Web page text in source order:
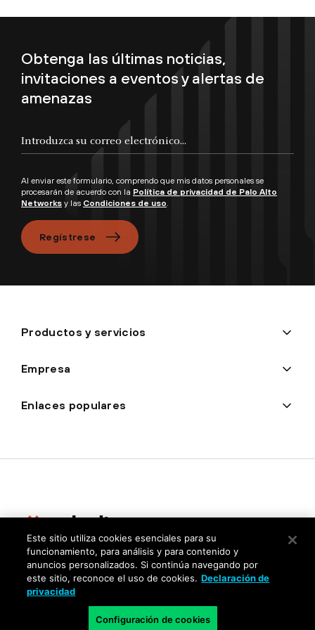
Obtenga las últimas noticias,
invitaciones a eventos y alertas de
amenazas
Al enviar este formulario, comprendo que mis datos personales se
procesarán de acuerdo con la Política de privacidad de Palo Alto
Networks y las Condiciones de uso.
Regístrese
Productos y servicios
Empresa
Enlaces populares
Privacidad
Centro de confianza
Condiciones de uso
Este sitio utiliza cookies esenciales para su
funcionamiento, para análisis y para contenido y
anuncios personalizados. Si continúa navegando por
este sitio, reconoce el uso de cookies. Declaración de
privacidad
Configuración de cookies